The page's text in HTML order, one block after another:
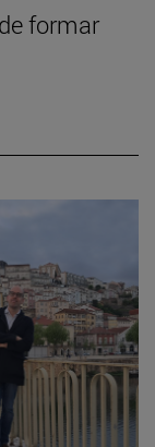
formar